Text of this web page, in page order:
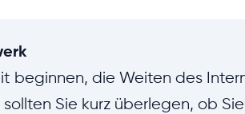
beginnen, die Weiten des
Sie kurz überlegen, ob